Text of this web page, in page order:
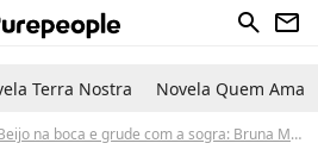
search newsletter
Terra Nostra Novela Quem Ama
na boca e grude com a sogra: Bruna Marquezine aparece em fotos íntimas expostas pela mãe de João Guilherme